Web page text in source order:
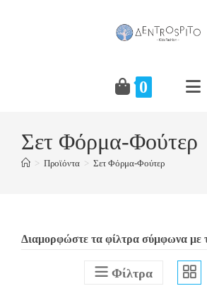
0
Σετ Φόρμα-Φούτερ
> Προϊόντα > Σετ Φόρμα-Φούτερ
Διαμορφώστε τα φίλτρα σύμφωνα με
Φίλτρα